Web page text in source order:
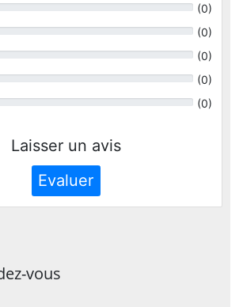
(0)
(0)
(0)
(0)
(0)
Laisser un avis
Evaluer
vous